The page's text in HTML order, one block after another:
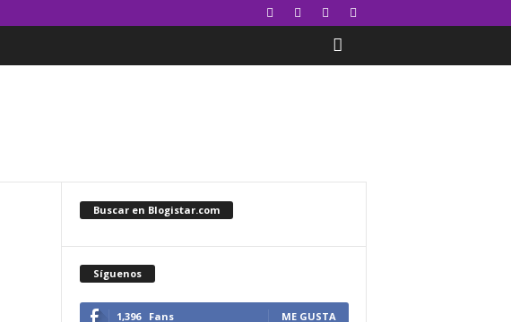
Buscar en Blogistar.com
Síguenos
1,396 Fans ME GUSTA